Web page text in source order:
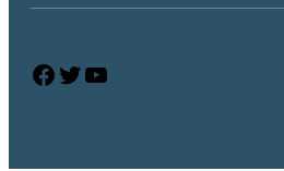
Facebook
Twitter
YouTube